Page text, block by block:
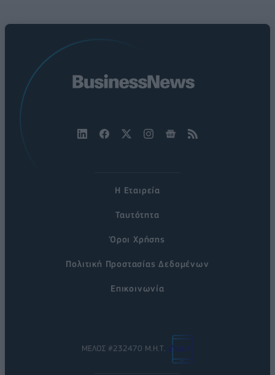
Η Εταιρεία
Ταυτότητα
Όροι Χρήσης
Πολιτική Προστασίας Δεδομένων
Επικοινωνία
ΜΕΛΟΣ #232470 Μ.Η.Τ.